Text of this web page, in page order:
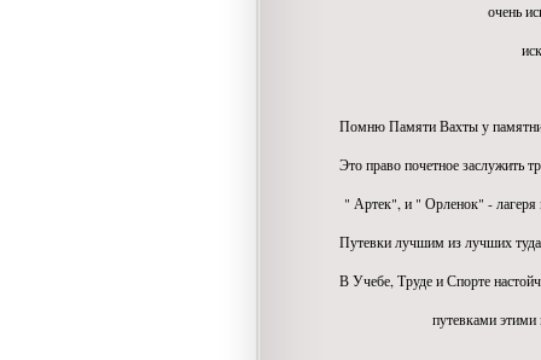
очень
искренне
Помню Памяти Вахты у
Это право почетное заслужить
" Артек", и " Орленок" - лагеря
Путевки лучшим из лучших
В Учебе, Труде и Спорте
путевками этими